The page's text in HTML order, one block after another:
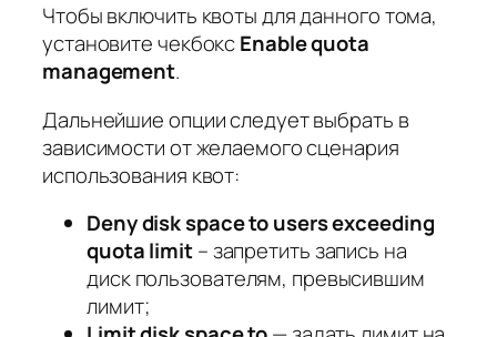
Чтобы включить квоты для данного тома,
установите чекбоксEnable quota
management.
Дальнейшие опции следует выбрать в
зависимости от желаемого сценария
использования квот:
Deny disk space to users exceeding
quota limit– запретить запись на
диск пользователям, превысившим
лимит;